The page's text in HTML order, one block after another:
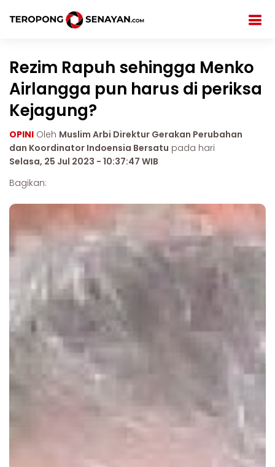
Rezim Rapuh sehingga Menko
Airlangga pun harus di periksa
Kejagung?
OPINI Oleh Muslim Arbi Direktur Gerakan Perubahan
dan Koordinator Indoensia Bersatu pada hari
Selasa, 25 Jul 2023 - 10:37:47 WIB
Bagikan: